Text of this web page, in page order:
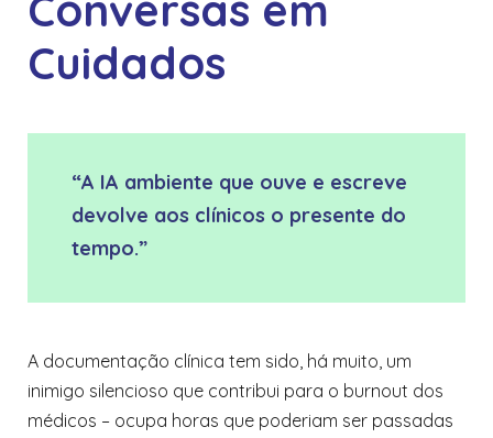
Cuidados
“A IA ambiente que ouve e escreve
devolve aos clínicos o presente do
tempo.”
A documentação clínica tem sido, há muito, um
inimigo silencioso que contribui para o burnout dos
médicos – ocupa horas que poderiam ser passadas